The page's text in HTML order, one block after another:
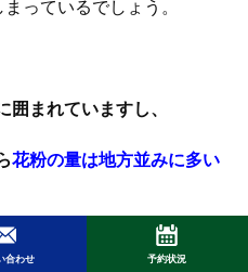
合わせ 予約状況
まっているでしょう。
まれていますし、
花粉の量は地方並みに多い
やごみ屋さんも多いですか